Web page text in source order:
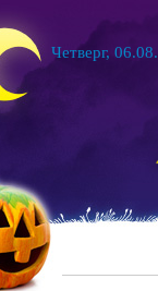
Четверг,